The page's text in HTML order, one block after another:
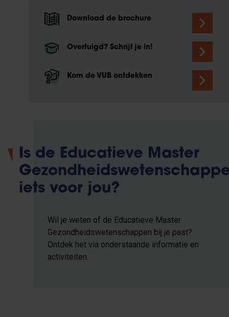
Download de brochure
Overtuigd? Schrijf je in!
Kom de VUB ontdekken
Is de Educatieve Master
iets voor jou?
Wil je weten of de Educatieve Master
Gezondheidswetenschappen bij je past?
Ontdek het via onderstaande informatie en
activiteiten.